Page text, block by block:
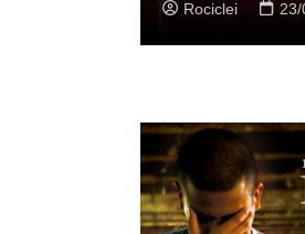
Rociclei